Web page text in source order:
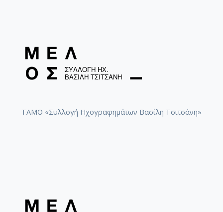
ΤΑΜΟ «Συλλογή Ηχογραφημάτων Βασίλη Τσιτσάνη»